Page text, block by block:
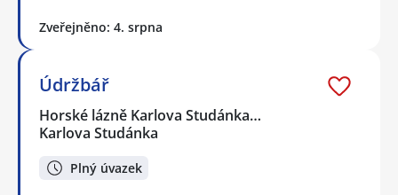
Zveřejněno: 4. srpna
Údržbář
Horské lázně Karlova Studánka…
Karlova Studánka
Plný úvazek